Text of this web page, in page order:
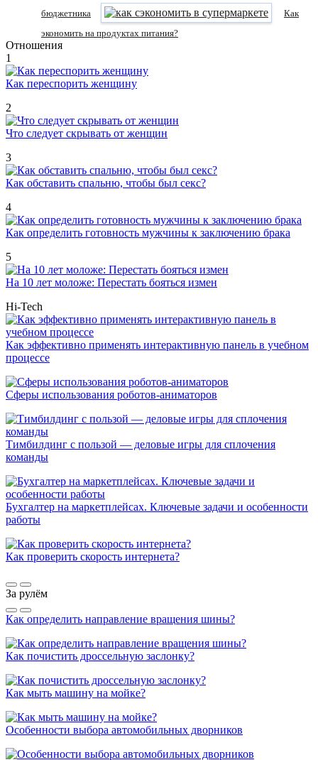
бюджетника
Как
экономить на продуктах питания?
Отношения
1
Как переспорить женщину
2
Что следует скрывать от женщин
3
Как обставить спальню, чтобы был секс?
4
Как определить готовность мужчины к заключению брака
5
На 10 лет моложе: Перестать бояться измен
Hi-Tech
Как эффективно применять интерактивную панель в учебном
процессе
Сферы использования роботов-аниматоров
Тимбилдинг с пользой — деловые игры для сплочения
команды
Бухгалтер на маркетплейсах. Ключевые задачи и особенности
работы
Как проверить скорость интернета?
За рулём
Как определить направление вращения шины?
Как почистить дроссельную заслонку?
Как мыть машину на мойке?
Особенности выбора автомобильных дворников